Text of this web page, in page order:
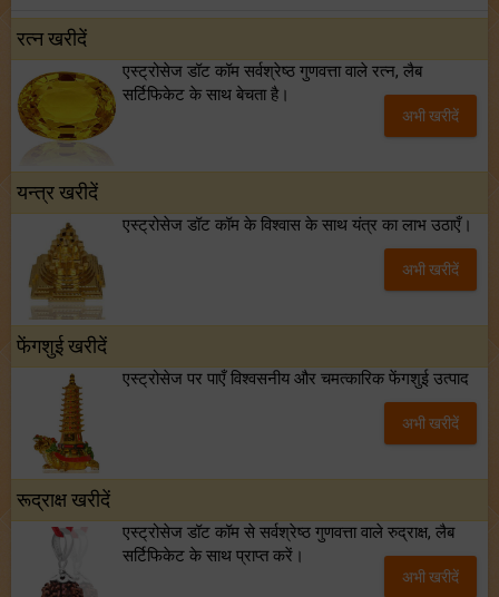
रत्न खरीदें
एस्ट्रोसेज डॉट कॉम सर्वश्रेष्ठ गुणवत्ता वाले रत्न, लैब
सर्टिफिकेट के साथ बेचता है।
अभी खरीदें
यन्त्र खरीदें
एस्ट्रोसेज डॉट कॉम के विश्वास के साथ यंत्र का लाभ उठाएँ।
अभी खरीदें
फेंगशुई खरीदें
एस्ट्रोसेज पर पाएँ विश्वसनीय और चमत्कारिक फेंगशुई उत्पाद
अभी खरीदें
रूद्राक्ष खरीदें
एस्ट्रोसेज डॉट कॉम से सर्वश्रेष्ठ गुणवत्ता वाले रुद्राक्ष, लैब
सर्टिफिकेट के साथ प्राप्त करें।
अभी खरीदें